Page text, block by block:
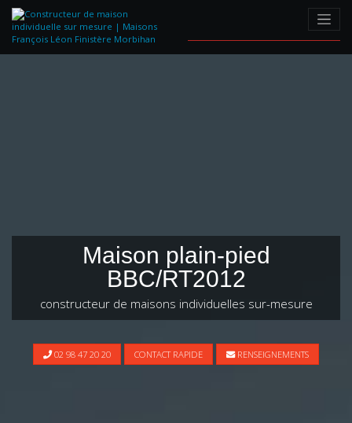
Skip
content
Maison plain-pied
BBC/RT2012
constructeur de maisons individuelles sur-mesure
02 98 47 20 20 CONTACT RAPIDE RENSEIGNEMENTS